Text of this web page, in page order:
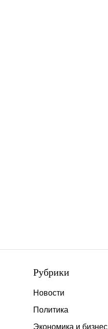
Рубрики
Новости
Политика
Экономика и бизнес